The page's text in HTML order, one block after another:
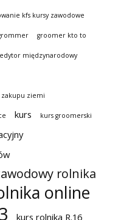
kfs kursy zawodowe
groomer kto to
międzynarodowy
ziemi
kurs kurs groomerski
rolnika
online
kurs rolnika R.16